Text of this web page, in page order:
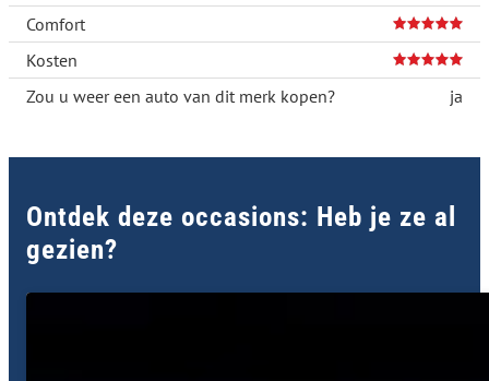
Comfort
Kosten
Zou u weer een auto van dit merk kopen?
ja
Ontdek deze occasions: Heb je ze al
gezien?